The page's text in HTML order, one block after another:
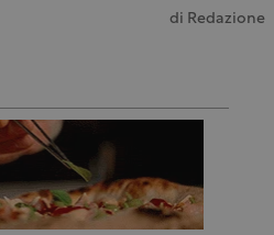
di Redazione